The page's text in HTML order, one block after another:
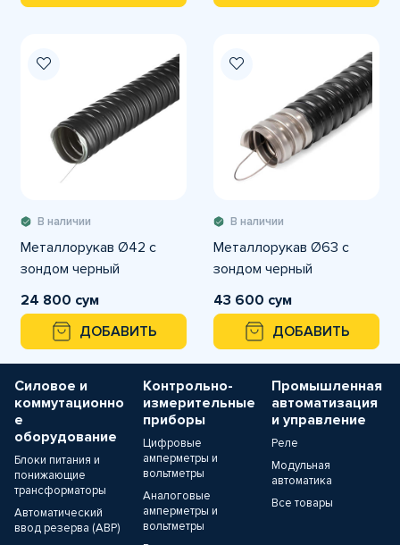
В наличии
Металлорукав Ø42 с
зондом черный
24 800 сум
ДОБАВИТЬ
В наличии
Металлорукав Ø63 с
зондом черный
43 600 сум
ДОБАВИТЬ
Силовое и
коммутационно
е
оборудование
Блоки питания и
понижающие
трансформаторы
Автоматический
ввод резерва (АВР)
Контрольно-
измерительные
приборы
Цифровые
амперметры и
вольтметры
Аналоговые
амперметры и
вольтметры
Промышленная
автоматизация
и управление
Реле
Модульная
автоматика
Все товары